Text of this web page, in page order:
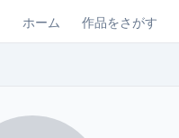
ホーム 作品をさがす